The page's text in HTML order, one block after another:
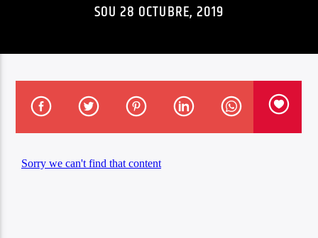
CANCIÓN ACTUAL
LOVE IN ME (MRKS REMIX)
SOU 28 OCTUBRE, 2019